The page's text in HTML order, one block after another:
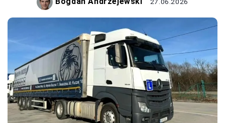
27.06.2026